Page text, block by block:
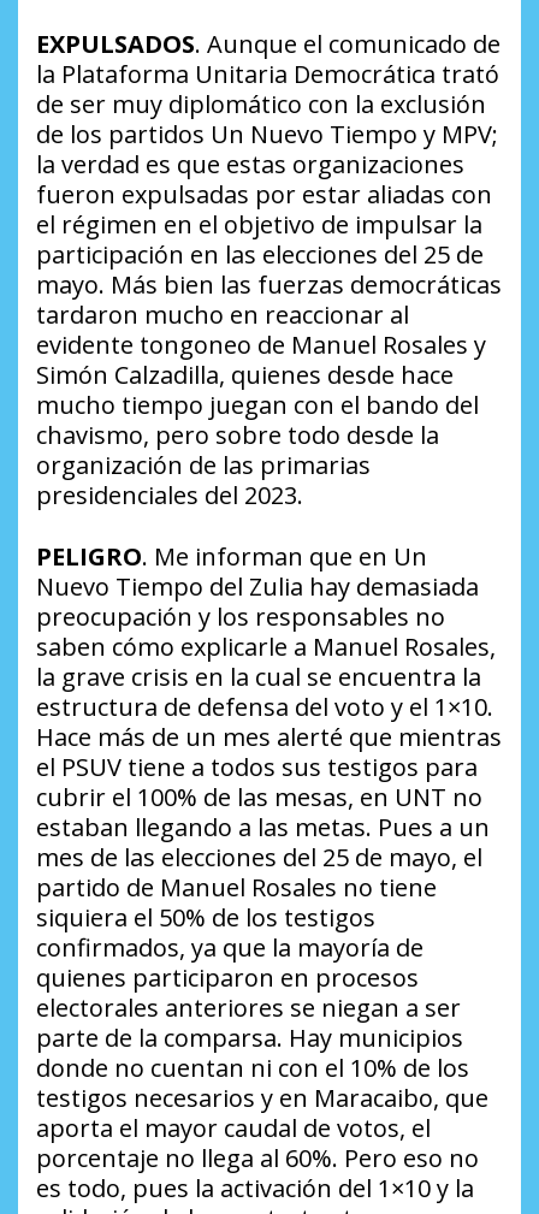
EXPULSADOS. Aunque el comunicado de
la Plataforma Unitaria Democrática trató
de ser muy diplomático con la exclusión
de los partidos Un Nuevo Tiempo y MPV;
la verdad es que estas organizaciones
fueron expulsadas por estar aliadas con
el régimen en el objetivo de impulsar la
participación en las elecciones del 25 de
mayo. Más bien las fuerzas democráticas
tardaron mucho en reaccionar al
evidente tongoneo de Manuel Rosales y
Simón Calzadilla, quienes desde hace
mucho tiempo juegan con el bando del
chavismo, pero sobre todo desde la
organización de las primarias
presidenciales del 2023.
PELIGRO. Me informan que en Un
Nuevo Tiempo del Zulia hay demasiada
preocupación y los responsables no
saben cómo explicarle a Manuel Rosales,
la grave crisis en la cual se encuentra la
estructura de defensa del voto y el 1×10.
Hace más de un mes alerté que mientras
el PSUV tiene a todos sus testigos para
cubrir el 100% de las mesas, en UNT no
estaban llegando a las metas. Pues a un
mes de las elecciones del 25 de mayo, el
partido de Manuel Rosales no tiene
siquiera el 50% de los testigos
confirmados, ya que la mayoría de
quienes participaron en procesos
electorales anteriores se niegan a ser
parte de la comparsa. Hay municipios
donde no cuentan ni con el 10% de los
testigos necesarios y en Maracaibo, que
aporta el mayor caudal de votos, el
porcentaje no llega al 60%. Pero eso no
es todo, pues la activación del 1×10 y la